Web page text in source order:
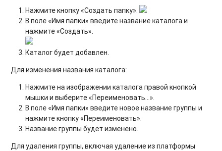
Нажмите кнопку «Создать папку».
В поле «Имя папки» введите название каталога и
нажмите «Создать».
Каталог будет добавлен.
Дляизменения названия каталога:
Нажмите на изображении каталога правой кнопкой
мышки и выберите «Переименовать…».
В поле «Имя папки» введите новое название группы и
нажмите кнопку «Переименовать».
Название группы будет изменено.
Дляудаления группы, включая удаление из платформы